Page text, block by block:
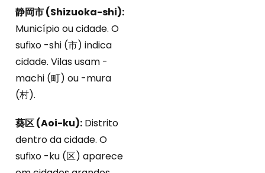
静岡市 (Shizuoka-shi):
Município ou cidade. O
sufixo -shi (市) indica
cidade. Vilas usam -
machi (町) ou -mura
(村).
葵区 (Aoi-ku): Distrito
dentro da cidade. O
sufixo -ku (区) aparece